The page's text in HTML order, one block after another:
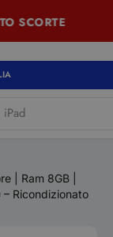
iPad
| Ram 8GB |
Ricondizionato